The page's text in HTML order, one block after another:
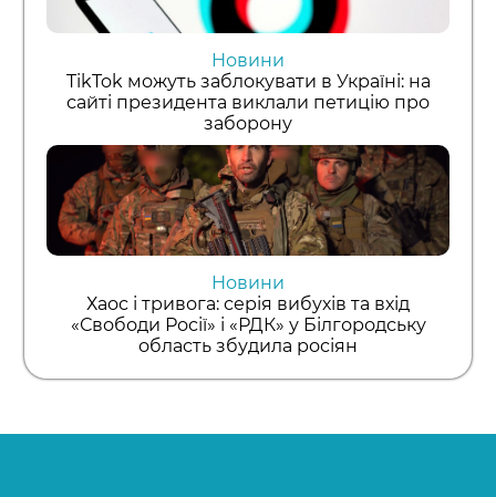
Новини
TikTok можуть заблокувати в Україні: на
сайті президента виклали петицію про
заборону
Новини
Хаос і тривога: серія вибухів та вхід
«Свободи Росії» і «РДК» у Білгородську
область збудила росіян